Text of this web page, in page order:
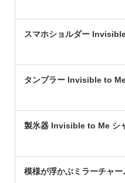
スマホショルダー
タンブラー Invisible to
製氷器 Invisible to Me シ
模様が浮かぶミラーチャ